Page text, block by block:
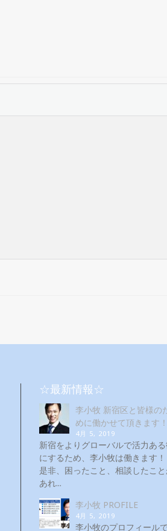
☆最新情報☆
李小牧 新宿区と皆様の
めに働かせて頂きます！
4月 5, 2019
新宿をよりグローバルで活力あ
にするため、李小牧は働きます
是非、困ったこと、相談したこ
あれ...
李小牧 PROFILE
4月 5, 2019
李小牧のプロフィール